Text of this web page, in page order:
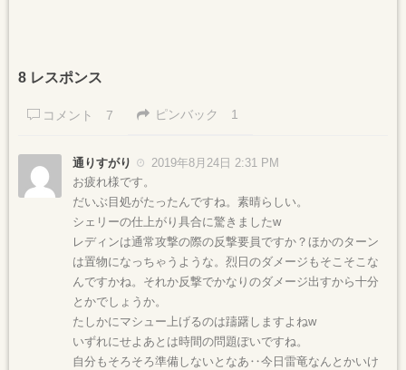
8 レスポンス
コメント 7 ピンバック 1
通りすがり
2019年8月24日 2:31 PM
お疲れ様です。
だいぶ目処がたったんですね。素晴らしい。
シェリーの仕上がり具合に驚きましたw
レディンは通常攻撃の際の反撃要員ですか？ほかのターン
は置物になっちゃうような。烈日のダメージもそこそこな
んですかね。それか反撃でかなりのダメージ出すから十分
とかでしょうか。
たしかにマシュー上げるのは躊躇しますよねw
いずれにせよあとは時間の問題ぽいですね。
自分もそろそろ準備しないとなあ‥今日雷竜なんとかいけ